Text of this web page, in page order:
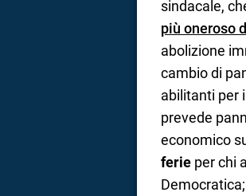
sindacale,
più oneroso
abolizione
cambio di
abilitanti per
prevede
economico
ferie per chi